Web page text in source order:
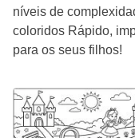
níveis de
coloridos Rápido,
para os seus filhos!